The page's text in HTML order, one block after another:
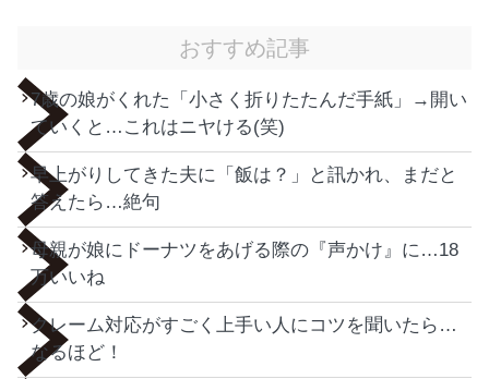
おすすめ記事
7歳の娘がくれた「小さく折りたたんだ手紙」→開い
ていくと…これはニヤける(笑)
早上がりしてきた夫に「飯は？」と訊かれ、まだと
答えたら…絶句
母親が娘にドーナツをあげる際の『声かけ』に…18
万いいね
クレーム対応がすごく上手い人にコツを聞いたら…
なるほど！